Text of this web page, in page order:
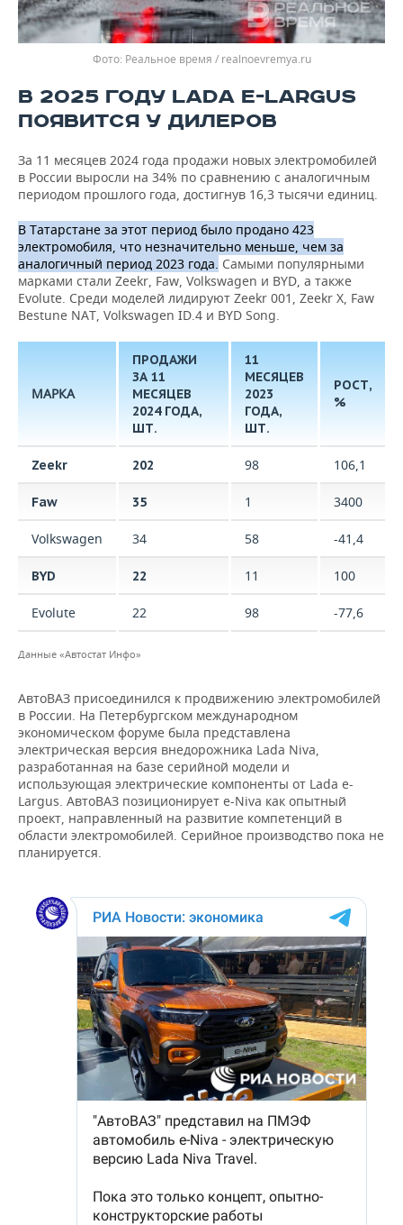
Реальное время / realnoevremya.ru
В 2025 ГОДУ LADA E-LARGUS
ПОЯВИТСЯ У ДИЛЕРОВ
За 11 месяцев 2024 года продажи новых электромобилей
в России выросли на 34% по сравнению с аналогичным
периодом прошлого года, достигнув 16,3 тысячи единиц.
В Татарстане за этот период было продано 423
электромобиля, что незначительно меньше, чем за
аналогичный период 2023 года. Самыми популярными
марками стали Zeekr, Faw, Volkswagen и BYD, а также
Evolute. Среди моделей лидируют Zeekr 001, Zeekr X, Faw
Bestune NAT, Volkswagen ID.4 и BYD Song.
МАРКА
ПРОДАЖИ
ЗА 11
МЕСЯЦЕВ
2024 ГОДА,
ШТ.
11
МЕСЯЦЕВ
2023
ГОДА,
ШТ.
РОСТ,
%
Zeekr 202 98 106,1
Faw 35 1 3400
Volkswagen 34 58 -41,4
BYD 22 11 100
Evolute 22 98 -77,6
Данные «Автостат Инфо»
АвтоВАЗ присоединился к продвижению электромобилей
в России. На Петербургском международном
экономическом форуме была представлена
электрическая версия внедорожника Lada Niva,
разработанная на базе серийной модели и
использующая электрические компоненты от Lada e-
Largus. АвтоВАЗ позиционирует e-Niva как опытный
проект, направленный на развитие компетенций в
области электромобилей. Серийное производство пока не
планируется.